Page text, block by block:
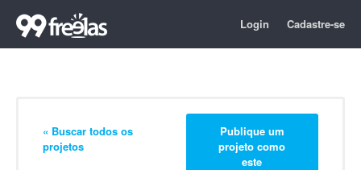
Login Cadastre-se
« Buscar todos os
projetos
Publique um
projeto como
este